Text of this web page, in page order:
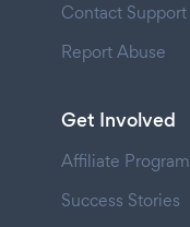
Contact Support
Report Abuse
Get Involved
Affiliate Program
Success Stories